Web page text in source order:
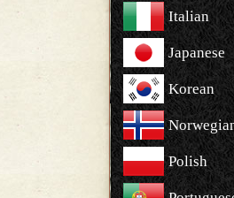
Italian
Japanese
Korean
Polish